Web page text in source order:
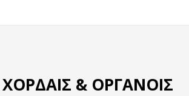
& ΟΡΓΑΝΟΙΣ